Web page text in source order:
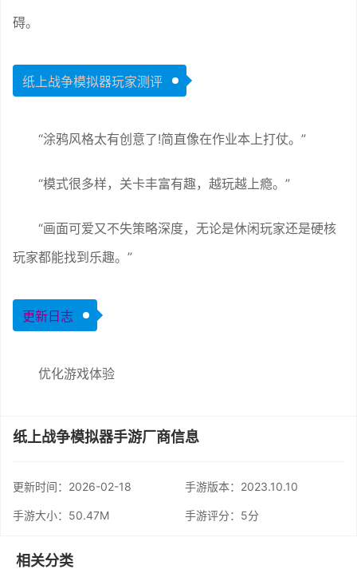
碍。
纸上战争模拟器玩家测评
“涂鸦风格太有创意了!简直像在作业本上打仗。”
“模式很多样，关卡丰富有趣，越玩越上瘾。”
“画面可爱又不失策略深度，无论是休闲玩家还是硬核
玩家都能找到乐趣。”
更新日志
优化游戏体验
纸上战争模拟器手游厂商信息
更新时间： 2026-02-18 手游版本：2023.10.10
手游大小：50.47M 手游评分： 5分
相关分类